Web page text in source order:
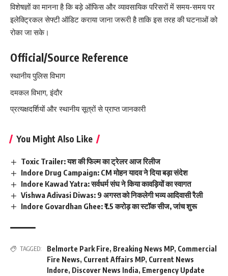
विशेषज्ञों का मानना है कि बड़े ऑफिस और व्यावसायिक परिसरों में समय-समय पर
इलेक्ट्रिकल सेफ्टी ऑडिट कराया जाना जरूरी है ताकि इस तरह की घटनाओं को
रोका जा सके।
Official/Source Reference
स्थानीय पुलिस विभाग
दमकल विभाग, इंदौर
प्रत्यक्षदर्शियों और स्थानीय सूत्रों से प्राप्त जानकारी
You Might Also Like
Toxic Trailer: यश की फिल्म का ट्रेलर आज रिलीज
Indore Drug Campaign: CM मोहन यादव ने दिया बड़ा संदेश
Indore Kawad Yatra: सर्वधर्म संघ ने किया कावड़ियों का स्वागत
Vishwa Adivasi Diwas: 9 अगस्त को निकलेगी भव्य आदिवासी रैली
Indore Govardhan Ghee: ₹1.5 करोड़ का स्टॉक सीज, जांच शुरू
TAGGED: Belmorte Park Fire, Breaking News MP, Commercial
Fire News, Current Affairs MP, Current News
Indore, Discover News India, Emergency Update